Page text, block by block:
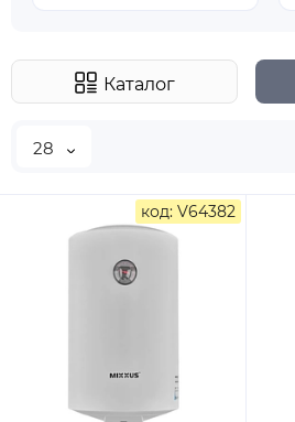
Каталог
28
код: V64382